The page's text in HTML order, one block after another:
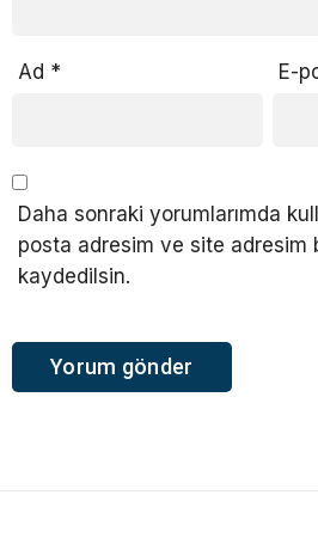
Ad * E-
Daha sonraki yorumlarımda
posta adresim ve site adresim
kaydedilsin.